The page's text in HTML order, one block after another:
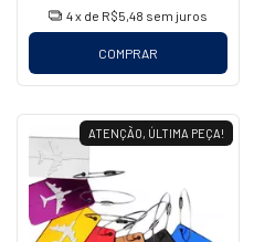
4x de R$5,48 sem juros
COMPRAR
ATENÇÃO, ÚLTIMA PEÇA!